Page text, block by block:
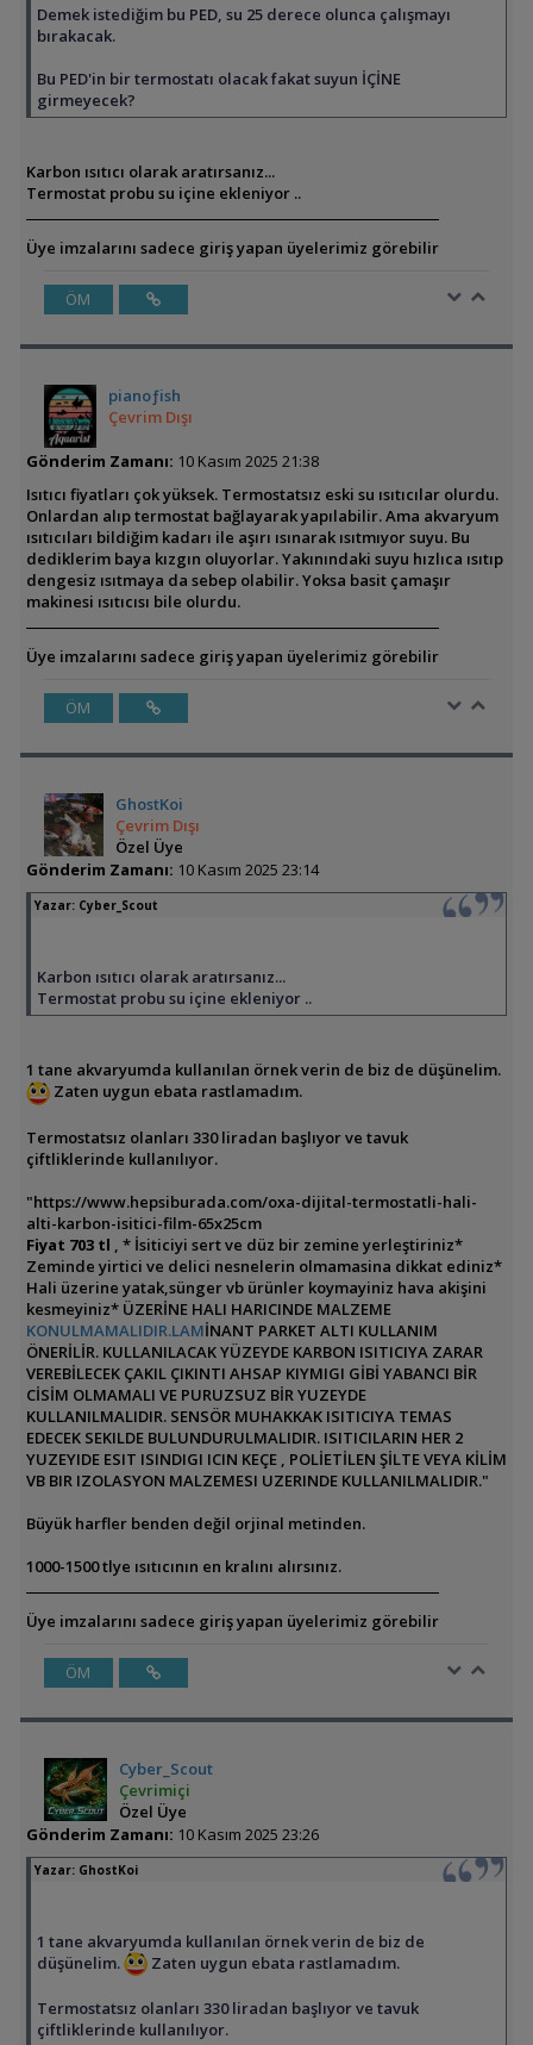
Demek istediğim bu PED, su 25 derece olunca çalışmayı
bırakacak.
Bu PED'in bir termostatı olacak fakat suyun İÇİNE
girmeyecek?
Karbon ısıtıcı olarak aratırsanız...
Termostat probu su içine ekleniyor ..
Üye imzalarını sadece giriş yapan üyelerimiz görebilir
ÖM
pianoƒish
Çevrim Dışı
Gönderim Zamanı: 10 Kasım 2025 21:38
Isıtıcı fiyatları çok yüksek. Termostatsız eski su ısıtıcılar olurdu.
Onlardan alıp termostat bağlayarak yapılabilir. Ama akvaryum
ısıtıcıları bildiğim kadarı ile aşırı ısınarak ısıtmıyor suyu. Bu
dediklerim baya kızgın oluyorlar. Yakınındaki suyu hızlıca ısıtıp
dengesiz ısıtmaya da sebep olabilir. Yoksa basit çamaşır
makinesi ısıtıcısı bile olurdu.
Üye imzalarını sadece giriş yapan üyelerimiz görebilir
ÖM
GhostKoi
Çevrim Dışı
Özel Üye
Gönderim Zamanı: 10 Kasım 2025 23:14
Yazar: Cyber_Scout
Karbon ısıtıcı olarak aratırsanız...
Termostat probu su içine ekleniyor ..
1 tane akvaryumda kullanılan örnek verin de biz de düşünelim.
Zaten uygun ebata rastlamadım.
Termostatsız olanları 330 liradan başlıyor ve tavuk
çiftliklerinde kullanılıyor.
"https://www.hepsiburada.com/oxa-dijital-termostatli-hali-
alti-karbon-isitici-film-65x25cm
Fiyat 703 tl , * İsiticiyi sert ve düz bir zemine yerleştiriniz*
Zeminde yirtici ve delici nesnelerin olmamasina dikkat ediniz*
Hali üzerine yatak,sünger vb ürünler koymayiniz hava akişini
kesmeyiniz* ÜZERİNE HALI HARICINDE MALZEME
KONULMAMALIDIR.LAMİNANT PARKET ALTI KULLANIM
ÖNERİLİR. KULLANILACAK YÜZEYDE KARBON ISITICIYA ZARAR
VEREBİLECEK ÇAKIL ÇIKINTI AHSAP KIYMIGI GİBİ YABANCI BİR
CİSİM OLMAMALI VE PURUZSUZ BİR YUZEYDE
KULLANILMALIDIR. SENSÖR MUHAKKAK ISITICIYA TEMAS
EDECEK SEKILDE BULUNDURULMALIDIR. ISITICILARIN HER 2
YUZEYIDE ESIT ISINDIGI ICIN KEÇE , POLİETİLEN ŞİLTE VEYA KİLİM
VB BIR IZOLASYON MALZEMESI UZERINDE KULLANILMALIDIR."
Büyük harfler benden değil orjinal metinden.
1000-1500 tlye ısıtıcının en kralını alırsınız.
Üye imzalarını sadece giriş yapan üyelerimiz görebilir
ÖM
Cyber_Scout
Çevrimiçi
Özel Üye
Gönderim Zamanı: 10 Kasım 2025 23:26
Yazar: GhostKoi
1 tane akvaryumda kullanılan örnek verin de biz de
düşünelim.
Zaten uygun ebata rastlamadım.
Termostatsız olanları 330 liradan başlıyor ve tavuk
çiftliklerinde kullanılıyor.